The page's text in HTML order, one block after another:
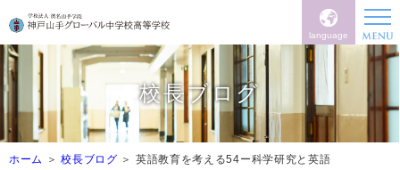
language
校長ブログ
ホーム 校長ブログ 英語教育を考える54ー科学研究と英語